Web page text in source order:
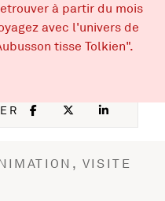
Musées d'Angers :
MENU
FACEBOOK
, OUVRE UNE
TWITTER
, OUVRE
VISITE
à partir du mois
avec l'univers de
tisse Tolkien".
en voyage